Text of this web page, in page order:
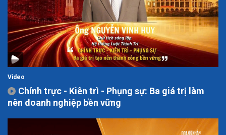
Video
Chính trực - Kiên trì - Phụng sự: Ba giá trị làm
nên doanh nghiệp bền vững